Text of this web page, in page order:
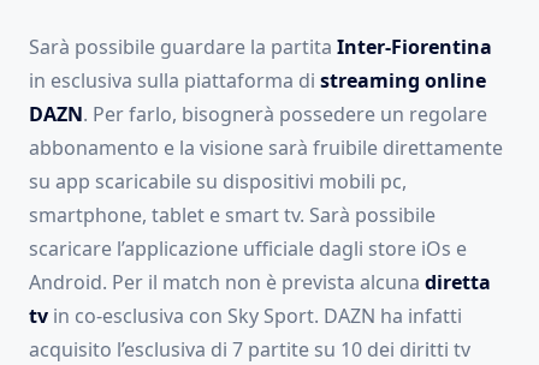
Sarà possibile guardare la partita Inter-Fiorentina
in esclusiva sulla piattaforma di streaming online
DAZN. Per farlo, bisognerà possedere un regolare
abbonamento e la visione sarà fruibile direttamente
su app scaricabile su dispositivi mobili pc,
smartphone, tablet e smart tv. Sarà possibile
scaricare l’applicazione ufficiale dagli store iOs e
Android. Per il match non è prevista alcuna diretta
tv in co-esclusiva con Sky Sport. DAZN ha infatti
acquisito l’esclusiva di 7 partite su 10 dei diritti tv